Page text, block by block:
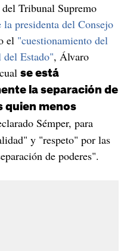
Tribunal Supremo
presidenta del Consejo
el "cuestionamiento del
Estado", Álvaro
se está
la separación de
quien menos
Sémper, para
y "respeto" por las
de poderes".